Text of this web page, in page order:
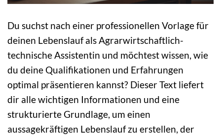
Du suchst nach einer professionellen Vorlage für
deinen Lebenslauf als Agrarwirtschaftlich-
technische Assistentin und möchtest wissen, wie
du deine Qualifikationen und Erfahrungen
optimal präsentieren kannst? Dieser Text liefert
dir alle wichtigen Informationen und eine
strukturierte Grundlage, um einen
aussagekräftigen Lebenslauf zu erstellen, der